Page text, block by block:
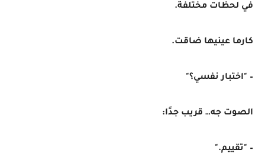
في لحظات مختلفة.
كارما عينيها ضاقت.
– "اختبار نفسي؟"
الصوت جه… قريب جدًا:
– "تقييم."